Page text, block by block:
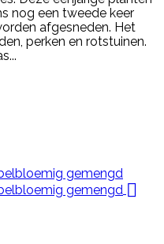
nog een tweede keer
afgesneden. Het
perken en rotstuinen.
